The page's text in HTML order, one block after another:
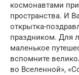
космонавтами
пространства. И
открытка-
праздником. Для
маленькое
вспомните
во Вселенной»,